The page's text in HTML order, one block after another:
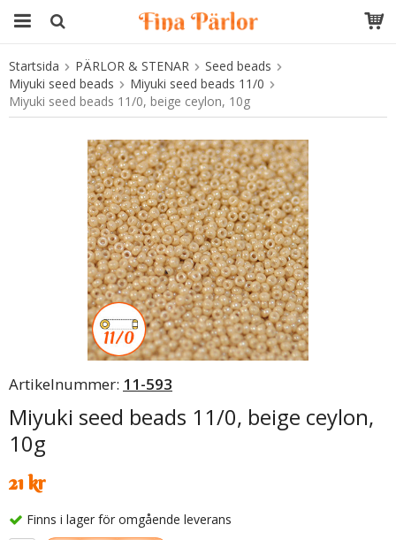
Produkten har blivit tillagd i varukorgen
Startsida PÄRLOR & STENAR
Seed beads
Miyuki seed beads
Miyuki seed beads 11/0
Miyuki seed beads 11/0, beige ceylon, 10g
Artikelnummer: 11-593
Miyuki seed beads 11/0, beige ceylon,
10g
21 kr
Finns i lager för omgående leverans